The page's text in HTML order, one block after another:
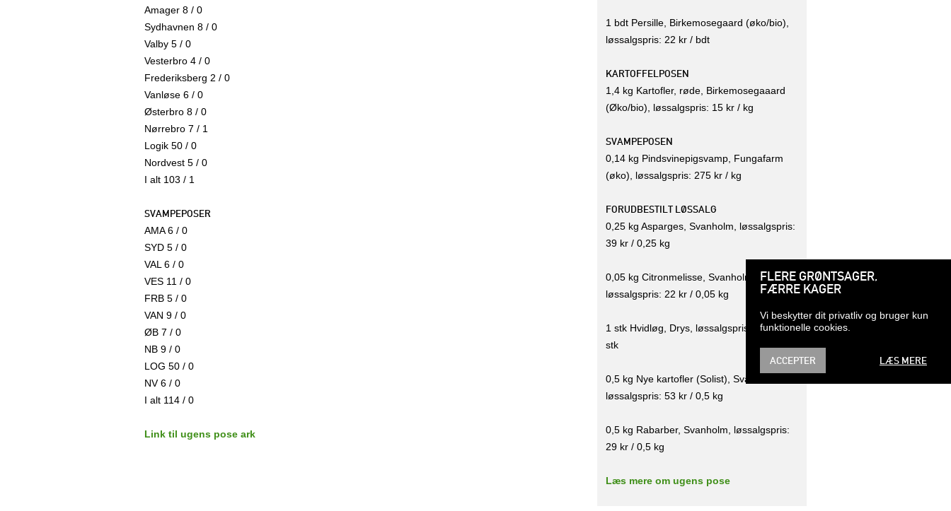
FLERE GRØNTSAGER,
FÆRRE KAGER
Vi beskytter dit privatliv og bruger kun
funktionelle cookies.
ACCEPTER LÆS MERE
Amager 8 / 0
Sydhavnen 8 / 0
Valby 5 / 0
Vesterbro 4 / 0
Frederiksberg 2 / 0
Vanløse 6 / 0
Østerbro 8 / 0
Nørrebro 7 / 1
Logik 50 / 0
Nordvest 5 / 0
I alt 103 / 1
SVAMPEPOSER
AMA 6 / 0
SYD 5 / 0
VAL 6 / 0
VES 11 / 0
FRB 5 / 0
VAN 9 / 0
ØB 7 / 0
NB 9 / 0
LOG 50 / 0
NV 6 / 0
I alt 114 / 0
Link til ugens pose ark
1 bdt Persille, Birkemosegaard (øko/bio),
løssalgspris: 22 kr / bdt
KARTOFFELPOSEN
1,4 kg Kartofler, røde, Birkemosegaaard
(Øko/bio), løssalgspris: 15 kr / kg
SVAMPEPOSEN
0,14 kg Pindsvinepigsvamp, Fungafarm
(øko), løssalgspris: 275 kr / kg
FORUDBESTILT LØSSALG
0,25 kg Asparges, Svanholm, løssalgspris:
39 kr / 0,25 kg
0,05 kg Citronmelisse, Svanholm,
løssalgspris: 22 kr / 0,05 kg
1 stk Hvidløg, Drys, løssalgspris: 12 kr / 1
stk
0,5 kg Nye kartofler (Solist), Svanholm,
løssalgspris: 53 kr / 0,5 kg
0,5 kg Rabarber, Svanholm, løssalgspris:
29 kr / 0,5 kg
Læs mere om ugens pose